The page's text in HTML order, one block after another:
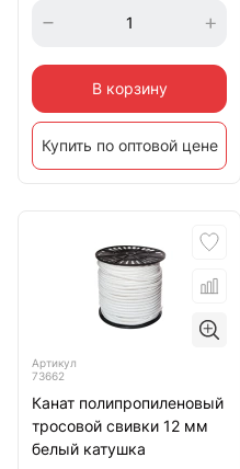
В корзину
Купить по оптовой цене
Артикул
73662
Канат полипропиленовый
тросовой свивки 12 мм
белый катушка